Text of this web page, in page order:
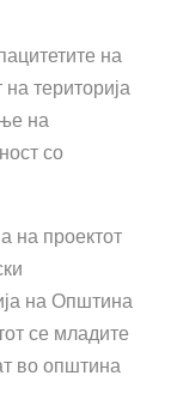
на
територија
на
со
на проектот
на Општина
се младите
во општина